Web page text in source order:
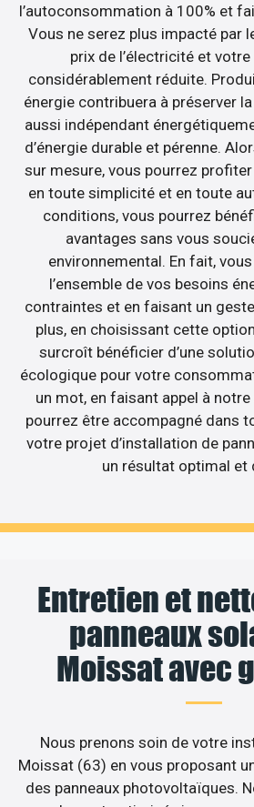
l’autoconsommation à 100% et
Vous ne serez plus impacté par
prix de l’électricité et
considérablement réduite.
énergie contribuera à préserver
aussi indépendant
d’énergie durable et pérenne.
sur mesure, vous pourrez profiter
en toute simplicité et en toute
conditions, vous pourrez
avantages sans vous
environnemental. En fait,
l’ensemble de vos besoins
contraintes et en faisant un
plus, en choisissant cette
surcroît bénéficier d’une
écologique pour votre
un mot, en faisant appel à
pourrez être accompagné dans
votre projet d’installation de
un résultat optimal et
Entretien et
panneaux
Moissat avec
Nous prenons soin de votre
Moissat (63) en vous proposant
des panneaux photovoltaïques.